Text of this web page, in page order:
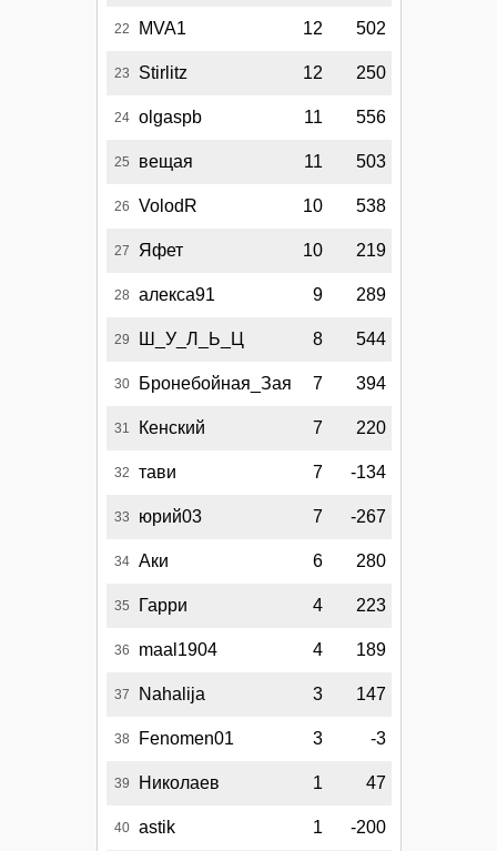
22 MVA1 12 502
23 Stirlitz 12 250
24 olgaspb 11 556
25 вещая 11 503
26 VolodR 10 538
27 Яфет 10 219
28 алекса91 9 289
29 Ш_У_Л_Ь_Ц 8 544
30 Бронебойная_Зая 7 394
31 Кенский 7 220
32 тави 7 -134
33 юрий03 7 -267
34 Аки 6 280
35 Гарри 4 223
36 maal1904 4 189
37 Nahalija 3 147
38 Fenomen01 3 -3
39 Николаев 1 47
40 astik 1 -200